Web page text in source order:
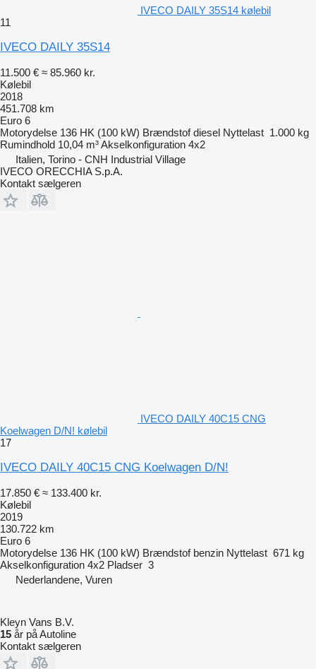
IVECO DAILY 35S14 kølebil
11
IVECO DAILY 35S14
11.500 € ≈ 85.960 kr.
Kølebil
2018
451.708 km
Euro 6
Motorydelse 136 HK (100 kW) Brændstof diesel Nyttelast 1.000 kg
Rumindhold 10,04 m³Akselkonfiguration 4x2
Italien, Torino - CNH Industrial Village
IVECO ORECCHIA S.p.A.
Kontakt sælgeren
IVECO DAILY 40C15 CNG
Koelwagen D/N! kølebil
17
IVECO DAILY 40C15 CNG Koelwagen D/N!
17.850 € ≈ 133.400 kr.
Kølebil
2019
130.722 km
Euro 6
Motorydelse 136 HK (100 kW) Brændstof benzin Nyttelast 671 kg
Akselkonfiguration 4x2 Pladser 3
Nederlandene, Vuren
Kleyn Vans B.V.
15 år på Autoline
Kontakt sælgeren